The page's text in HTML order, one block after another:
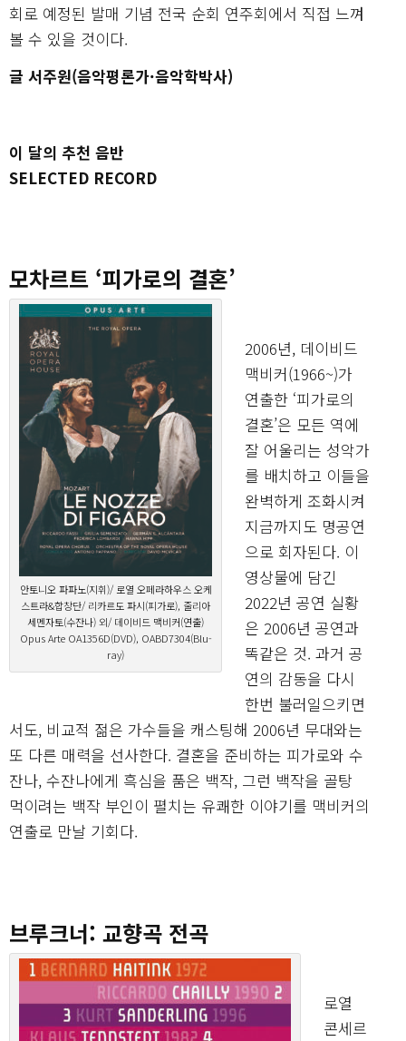
회로 예정된 발매 기념 전국 순회 연주회에서 직접 느껴
볼 수 있을 것이다.
글 서주원(음악평론가·음악학박사)
이 달의 추천 음반
SELECTED RECORD
모차르트 ‘피가로의 결혼’
안토니오 파파노(지휘)/ 로열 오페라하우스 오케
스트라&합창단/ 리카르도 파시(피가로), 줄리아
세멘자토(수잔나) 외/ 데이비드 맥비커(연출)
Opus Arte OA1356D(DVD), OABD7304(Blu-
ray)
2006년, 데이비드
맥비커(1966~)가
연출한 ‘피가로의
결혼’은 모든 역에
잘 어울리는 성악가
를 배치하고 이들을
완벽하게 조화시켜
지금까지도 명공연
으로 회자된다. 이
영상물에 담긴
2022년 공연 실황
은 2006년 공연과
똑같은 것. 과거 공
연의 감동을 다시
한번 불러일으키면
서도, 비교적 젊은 가수들을 캐스팅해 2006년 무대와는
또 다른 매력을 선사한다. 결혼을 준비하는 피가로와 수
잔나, 수잔나에게 흑심을 품은 백작, 그런 백작을 골탕
먹이려는 백작 부인이 펼치는 유쾌한 이야기를 맥비커의
연출로 만날 기회다.
브루크너: 교향곡 전곡
로열
콘세르